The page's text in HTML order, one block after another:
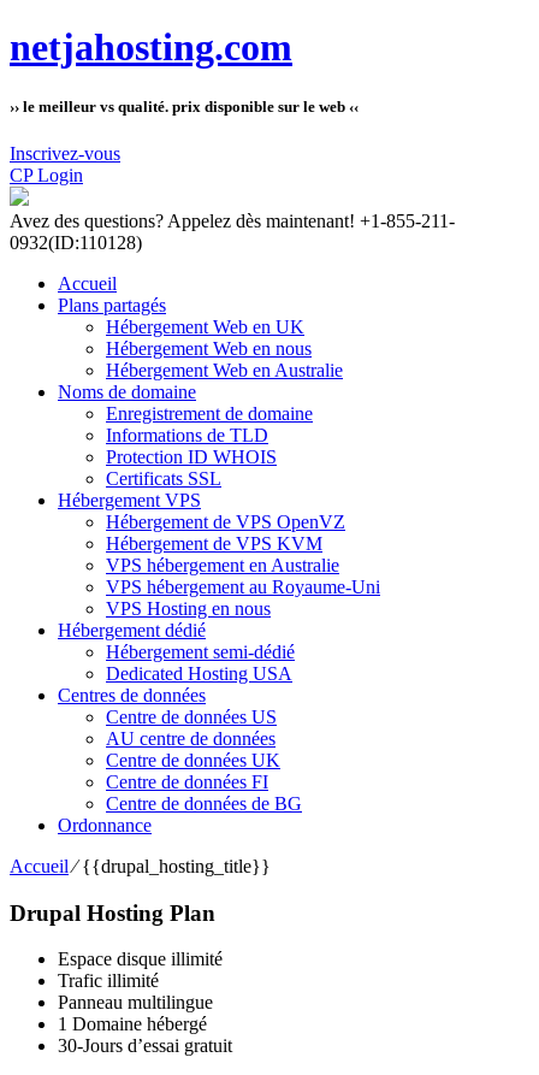
netjahosting.com
›› le meilleur vs qualité. prix disponible sur le web ‹‹
Inscrivez-vous
CP Login
Avez des questions? Appelez dès maintenant! +1-855-211-
0932(ID:110128)
Accueil
Plans partagés
Hébergement Web en UK
Hébergement Web en nous
Hébergement Web en Australie
Noms de domaine
Enregistrement de domaine
Informations de TLD
Protection ID WHOIS
Certificats SSL
Hébergement VPS
Hébergement de VPS OpenVZ
Hébergement de VPS KVM
VPS hébergement en Australie
VPS hébergement au Royaume-Uni
VPS Hosting en nous
Hébergement dédié
Hébergement semi-dédié
Dedicated Hosting USA
Centres de données
Centre de données US
AU centre de données
Centre de données UK
Centre de données FI
Centre de données de BG
Ordonnance
Accueil⁄{{drupal_hosting_title}}
Drupal Hosting Plan
Espace disque illimité
Trafic illimité
Panneau multilingue
1 Domaine hébergé
30-Jours d’essai gratuit